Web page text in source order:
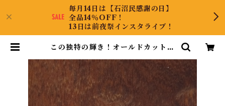
毎月14日は【石沼民感謝の日】
全品14％OFF！
13日は前夜祭インスタライブ！
この独特の輝き！オールドカットで